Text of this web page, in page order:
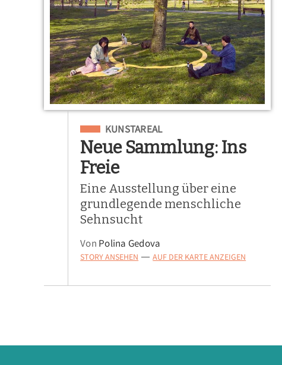
Eingeordnet unter
KUNSTAREAL
Neue Sammlung: Ins
Freie
Eine Ausstellung über eine
grundlegende menschliche
Sehnsucht
Von Polina Gedova
STORY ANSEHEN — AUF DER KARTE ANZEIGEN